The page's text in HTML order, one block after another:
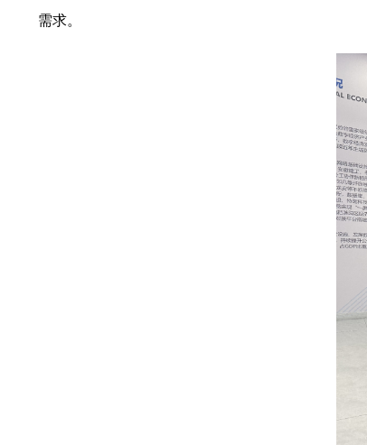
需求。